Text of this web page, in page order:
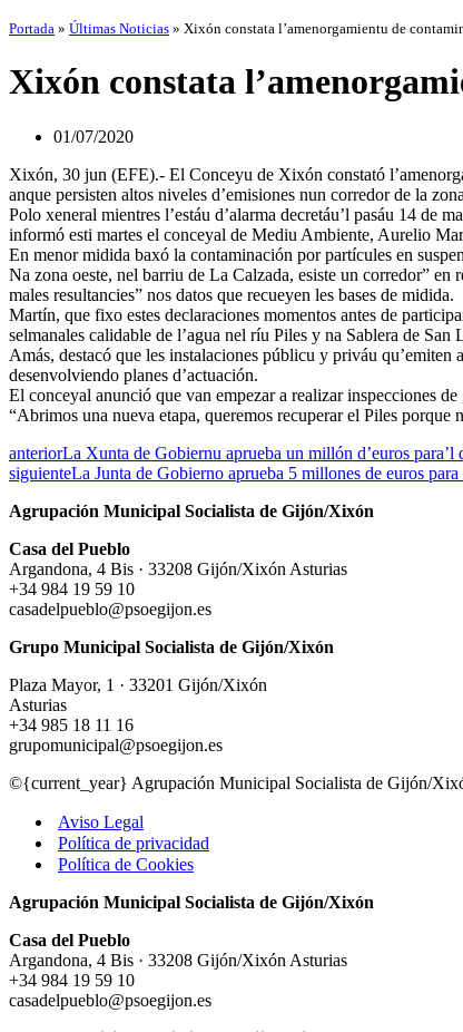
Portada » Últimas Noticias » Xixón constata l’amenorgamientu de
Xixón constata
01/07/2020
Xixón, 30 jun (EFE).- El Conceyu de Xixón constató
anque persisten altos niveles d’emisiones nun corredor de la
Polo xeneral mientres l’estáu d’alarma decretáu’l pasáu 14 de
informó esti martes el conceyal de Mediu Ambiente, Aurelio
En menor midida baxó la contaminación por partícules en
Na zona oeste, nel barriu de La Calzada, esiste un corredor”
males resultancies” nos datos que recueyen les bases de midida.
Martín, que fixo estes declaraciones momentos antes de
selmanales calidable de l’agua nel ríu Piles y na Sablera de San
Amás, destacó que les instalaciones públicu y priváu
desenvolviendo planes d’actuación.
El conceyal anunció que van empezar a realizar inspecciones
“Abrimos una nueva etapa, queremos recuperar el Piles
anteriorLa Xunta de Gobiernu aprueba un millón d’euros para’l
siguienteLa Junta de Gobierno aprueba 5 millones de euros
Agrupación Municipal Socialista de Gijón/Xixón
Casa del Pueblo
Argandona, 4 Bis · 33208 Gijón/Xixón Asturias
+34 984 19 59 10
casadelpueblo@psoegijon.es
Grupo Municipal Socialista de Gijón/Xixón
Plaza Mayor, 1 · 33201 Gijón/Xixón
Asturias
+34 985 18 11 16
grupomunicipal@psoegijon.es
©{current_year} Agrupación Municipal Socialista de Gijón/
Aviso Legal
Política de privacidad
Política de Cookies
Agrupación Municipal Socialista de Gijón/Xixón
Casa del Pueblo
Argandona, 4 Bis · 33208 Gijón/Xixón Asturias
+34 984 19 59 10
casadelpueblo@psoegijon.es